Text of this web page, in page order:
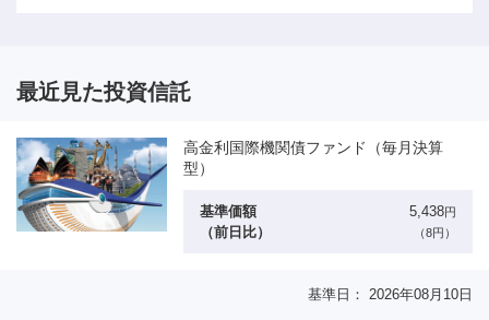
最近見た投資信託
高金利国際機関債ファンド（毎月決算
型）
基準価額
（前日比）
5,438円
（8円）
基準日： 2026年08月10日